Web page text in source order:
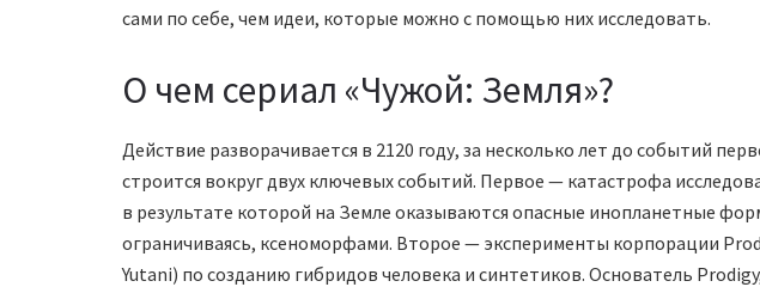
сами по себе, чем идеи, которые можно с помощью них исследовать.
О чем сериал «Чужой: Земля»?
Действие разворачивается в 2120 году, за несколько лет до событий
строится вокруг двух ключевых событий. Первое — катастрофа
в результате которой на Земле оказываются опасные инопланетные
ограничиваясь, ксеноморфами. Второе — эксперименты корпорации
Yutani) по созданию гибридов человека и синтетиков. Основатель